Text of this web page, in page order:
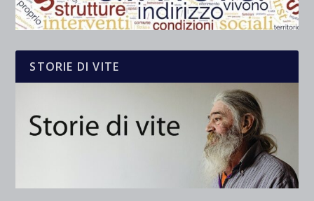
STORIE DI VITE